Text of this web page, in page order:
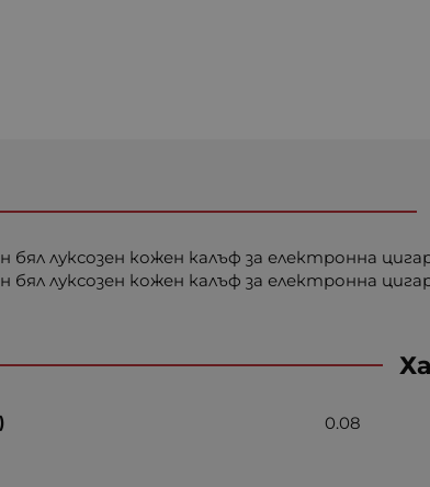
бял луксозен кожен калъф за електронна
бял луксозен кожен калъф за електронна
0.08